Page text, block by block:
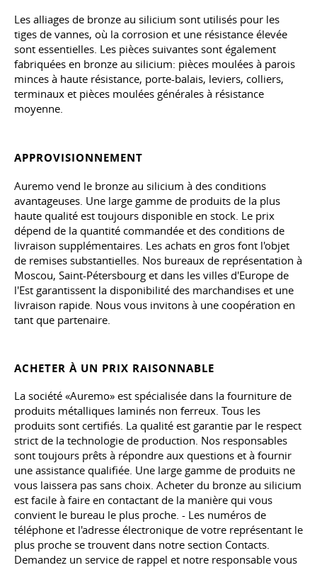
Les alliages de bronze au silicium sont utilisés pour les
tiges de vannes, où la corrosion et une résistance élevée
sont essentielles. Les pièces suivantes sont également
fabriquées en bronze au silicium: pièces moulées à parois
minces à haute résistance, porte-balais, leviers, colliers,
terminaux et pièces moulées générales à résistance
moyenne.
APPROVISIONNEMENT
Auremo vend le bronze au silicium à des conditions
avantageuses. Une large gamme de produits de la plus
haute qualité est toujours disponible en stock. Le prix
dépend de la quantité commandée et des conditions de
livraison supplémentaires. Les achats en gros font l'objet
de remises substantielles. Nos bureaux de représentation à
Moscou, Saint-Pétersbourg et dans les villes d'Europe de
l'Est garantissent la disponibilité des marchandises et une
livraison rapide. Nous vous invitons à une coopération en
tant que partenaire.
ACHETER À UN PRIX RAISONNABLE
La société «Auremo» est spécialisée dans la fourniture de
produits métalliques laminés non ferreux. Tous les
produits sont certifiés. La qualité est garantie par le respect
strict de la technologie de production. Nos responsables
sont toujours prêts à répondre aux questions et à fournir
une assistance qualifiée. Une large gamme de produits ne
vous laissera pas sans choix. Acheter du bronze au silicium
est facile à faire en contactant de la manière qui vous
convient le bureau le plus proche. - Les numéros de
téléphone et l'adresse électronique de votre représentant le
plus proche se trouvent dans notre section Contacts.
Demandez un service de rappel et notre responsable vous